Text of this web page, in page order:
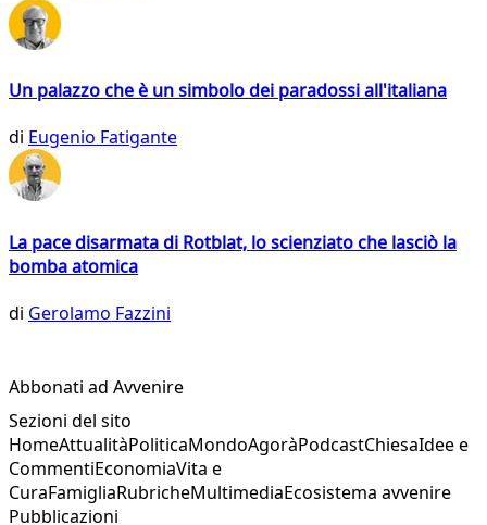
Un palazzo che è un simbolo dei paradossi all'italiana
di Eugenio Fatigante
La pace disarmata di Rotblat, lo scienziato che lasciò la
bomba atomica
di Gerolamo Fazzini
Abbonati ad Avvenire
Sezioni del sito
HomeAttualitàPoliticaMondoAgoràPodcastChiesaIdee e
CommentiEconomiaVita e
CuraFamigliaRubricheMultimediaEcosistema avvenire
Pubblicazioni